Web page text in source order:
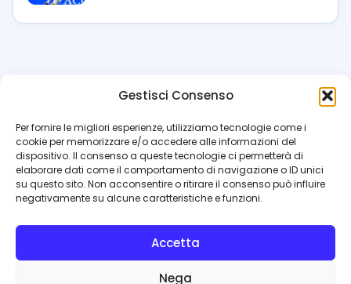
Gestisci Consenso
Per fornire le migliori esperienze, utilizziamo tecnologie come i
cookie per memorizzare e/o accedere alle informazioni del
dispositivo. Il consenso a queste tecnologie ci permetterà di
elaborare dati come il comportamento di navigazione o ID unici
su questo sito. Non acconsentire o ritirare il consenso può influire
negativamente su alcune caratteristiche e funzioni.
Accetta
Nega
azzurrissimo.it
Il blog di riferimento per i tifosi del Napoli. News, interviste,
pagelle e calciomercato. Testata giornalistica registrata
al Tribunale di Napoli (n. 48 dell’08/10/2012). Direttore Luca
Perillo
INFO
Contattaci